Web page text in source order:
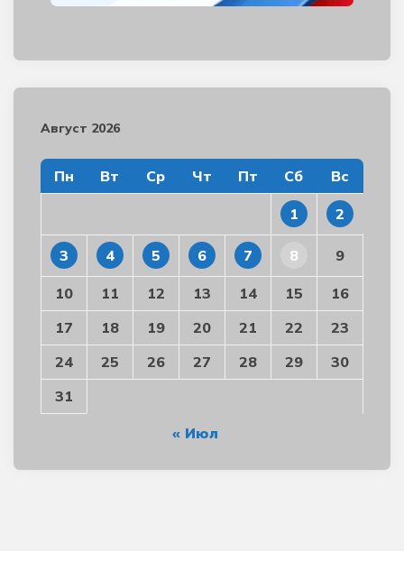
Август 2026
Пн Вт Ср Чт Пт Сб Вс
1 2
3 4 5 6 7 8 9
10 11 12 13 14 15
16
17
18 19 20 21 22
23
24
25 26 27 28 29
30
31
« Июл